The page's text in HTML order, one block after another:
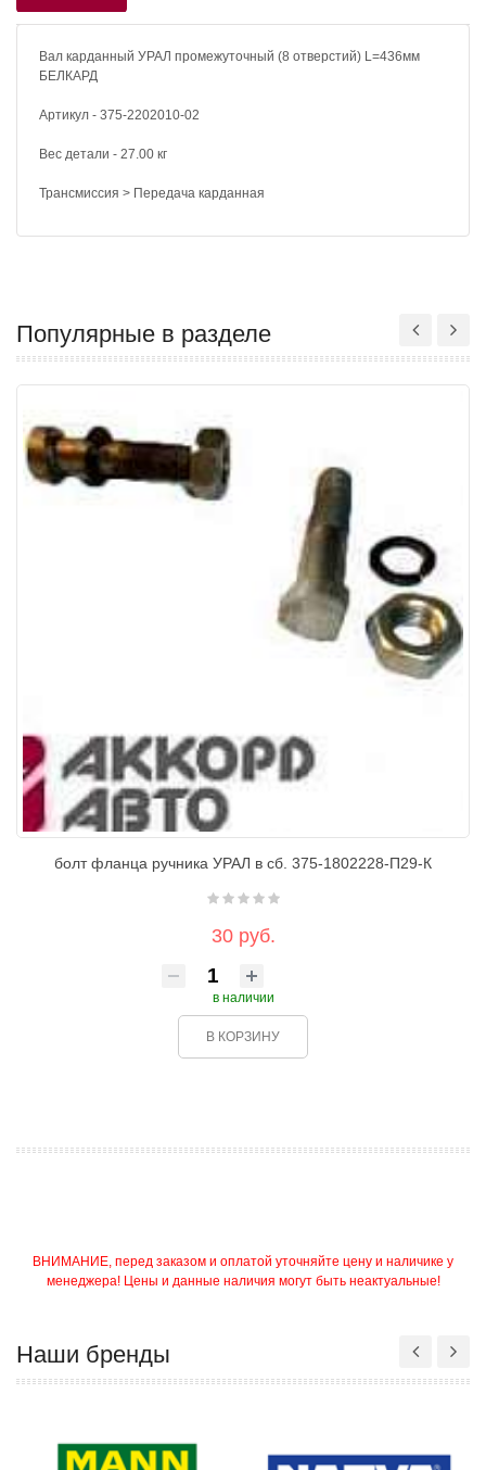
Вал карданный УРАЛ промежуточный (8 отверстий) L=436мм
БЕЛКАРД
Артикул - 375-2202010-02
Вес детали - 27.00 кг
Трансмиссия > Передача карданная
Популярные в разделе
болт фланца ручника УРАЛ в сб. 375-1802228-П29-К
30 руб.
в наличии
В КОРЗИНУ
ВНИМАНИЕ, перед заказом и оплатой уточняйте цену и наличике у
менеджера! Цены и данные наличия могут быть неактуальные!
Наши бренды